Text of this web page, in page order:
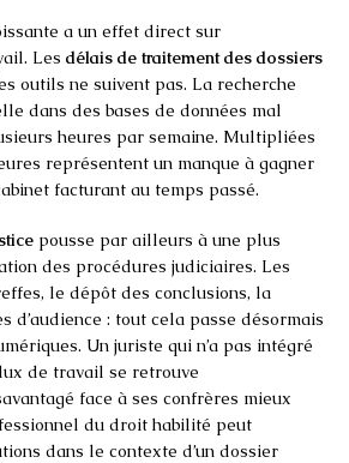
a un effet direct sur
Les délais de traitement des dossiers
outils ne suivent pas. La recherche
dans des bases de données mal
heures par semaine. Multipliées
représentent un manque à gagner
facturant au temps passé.
pousse par ailleurs à une plus
des procédures judiciaires. Les
le dépôt des conclusions, la
d’audience : tout cela passe désormais
Un juriste qui n’a pas intégré
de travail se retrouve
face à ses confrères mieux
du droit habilité peut
dans le contexte d’un dossier